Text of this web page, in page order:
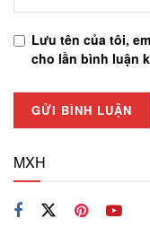
Lưu tên của tôi,
cho lần bình luận
MXH